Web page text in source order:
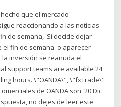
que el mercado
reaccionando a las noticias
de semana, Si decide dejar
fin de semana: o aparecer
la inversión se reanuda el
support teams are available 24
hours. \"OANDA\", \"fxTrade\"
de OANDA son 20 Dic
no dejes de leer este